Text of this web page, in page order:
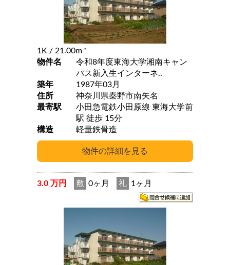
1K / 21.00m 2
物件名
令和8年度東海大学湘南キャン
パス新入生インターネ..
築年
1987年03月
住所
神奈川県秦野市南矢名
最寄駅
小田急電鉄小田原線 東海大学前
駅 徒歩 15分
構造
軽量鉄骨造
3.0 万円 敷 0ヶ月 礼 1ヶ月